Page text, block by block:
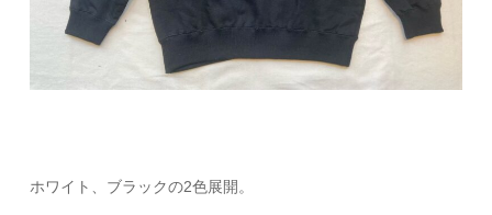
ホワイト、ブラックの2色展開。